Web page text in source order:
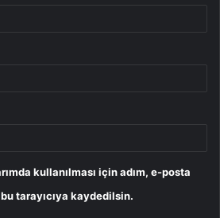
kullanılması için adım, e-posta
tarayıcıya kaydedilsin.